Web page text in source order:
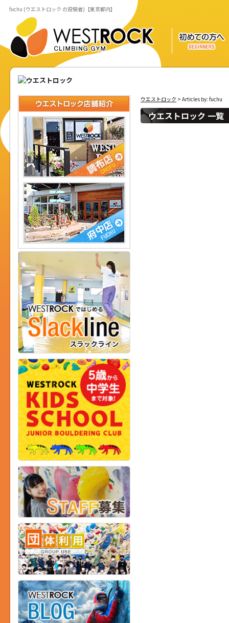
fuchu (ウエストロック の投稿者)【東京都内】
ウエストロック > Articles by: fuchu
ウエストロック 一覧